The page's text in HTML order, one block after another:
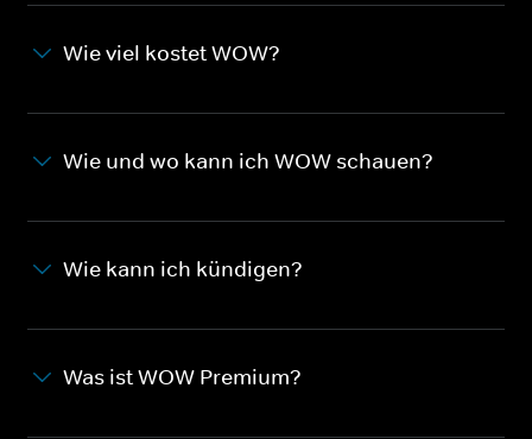
Wie viel kostet WOW?
Wie und wo kann ich WOW schauen?
Wie kann ich kündigen?
Was ist WOW Premium?